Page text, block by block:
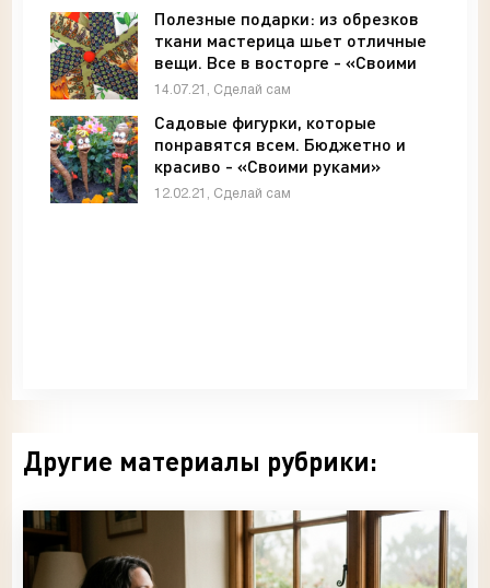
Полезные подарки: из обрезков
ткани мастерица шьет отличные
вещи. Все в восторге - «Своими
руками»
14.07.21, Сделай сам
Садовые фигурки, которые
понравятся всем. Бюджетно и
красиво - «Своими руками»
12.02.21, Сделай сам
Другие материалы рубрики: